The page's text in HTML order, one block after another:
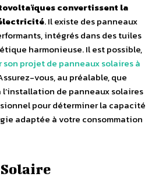
convertissent la
. Il existe des panneaux
intégrés dans des tuiles
harmonieuse. Il est possible,
son projet de panneaux solaires à
vous, au préalable, que
de panneaux solaires
pour déterminer la capacité
adaptée à votre consommation